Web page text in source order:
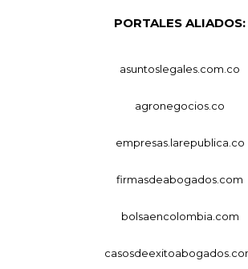
PORTALES ALIADOS:
asuntoslegales.com.co
agronegocios.co
empresas.larepublica.co
firmasdeabogados.com
bolsaencolombia.com